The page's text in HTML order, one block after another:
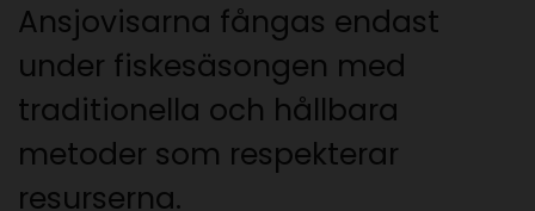
Ansjovisarna fångas endast
under fiskesäsongen med
traditionella och hållbara
metoder som respekterar
resurserna.